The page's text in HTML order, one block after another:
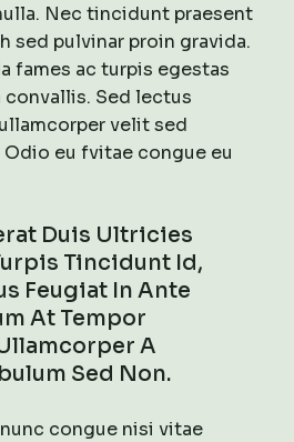
Nec tincidunt praesent
sed pulvinar proin gravida.
fames ac turpis egestas
convallis. Sed lectus
velit sed
eu fvitae congue eu
Duis Ultricies
Tincidunt Id,
Feugiat In Ante
At Tempor
A
Sed Non.
congue nisi vitae